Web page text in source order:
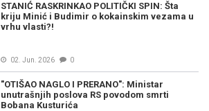
STANIĆ RASKRINKAO POLITIČKI SPIN: Šta
kriju Minić i Budimir o kokainskim vezama u
vrhu vlasti?!
02. Jun. 2026 0
"OTIŠAO NAGLO I PRERANO": Ministar
unutrašnjih poslova RS povodom smrti
Bobana Kusturića